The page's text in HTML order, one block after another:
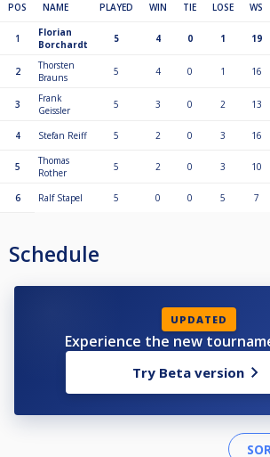
POS NAME PLAYED WIN TIE LOSE WS
1
Florian
Borchardt
5 4 0 1 19
2
Thorsten
Brauns
5 4 0 1 16
3
Frank
Geissler
5 3 0 2 13
4 Stefan Reiff 5 2 0 3 16
5
Thomas
Rother
5 2 0 3 10
6 Ralf Stapel 5 0 0 5 7
Schedule
UPDATED
Experience the new
Try Beta version